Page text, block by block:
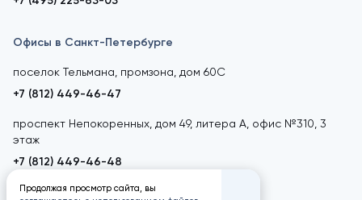
Офисы в Санкт-Петербурге
поселок Тельмана, промзона, дом 60С
+7 (812) 449-46-47
проспект Непокоренных, дом 49, литера А, офис №310, 3
этаж
+7 (812) 449-46-48
Продолжая просмотр сайта, вы